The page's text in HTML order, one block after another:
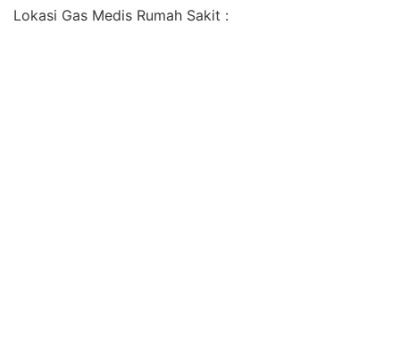
Lokasi Gas Medis Rumah Sakit :